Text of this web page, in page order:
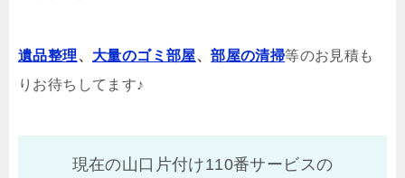
遺品整理、 大量のゴミ部屋、部屋の清掃等のお見積も
りお待ちしてます♪
現在の山口片付け110番サービスの